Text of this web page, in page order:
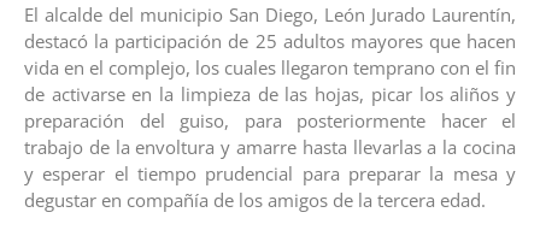
El alcalde del municipio San Diego, León Jurado Laurentín,
destacó la participación de 25 adultos mayores que hacen
vida en el complejo, los cuales llegaron temprano con el fin
de activarse en la limpieza de las hojas, picar los aliños y
preparación del guiso, para posteriormente hacer el
trabajo de la envoltura y amarre hasta llevarlas a la cocina
y esperar el tiempo prudencial para preparar la mesa y
degustar en compañía de los amigos de la tercera edad.